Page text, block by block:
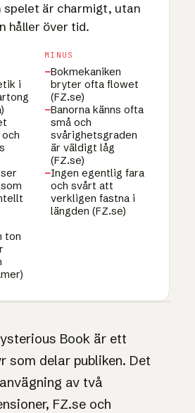
spelet är charmigt, utan
håller över tid.
i
ton
MINUS
−Bokmekaniken
bryter ofta flowet
(FZ.se)
−Banorna känns ofta
små och
svårighetsgraden
är väldigt låg
(FZ.se)
−Ingen egentlig fara
och svårt att
verkligen fastna i
längden (FZ.se)
7
the
Book
Book är ett
som delar publiken. Det
av två
FZ.se och